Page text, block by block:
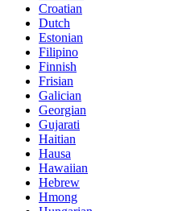
Croatian
Dutch
Estonian
Filipino
Finnish
Frisian
Galician
Georgian
Gujarati
Haitian
Hausa
Hawaiian
Hebrew
Hmong